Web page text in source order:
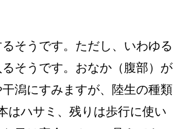
そうです。ただし、いわゆる
そうです。おなか（腹部）が
潟にすみますが、陸生の種類
はハサミ、残りは歩行に使い